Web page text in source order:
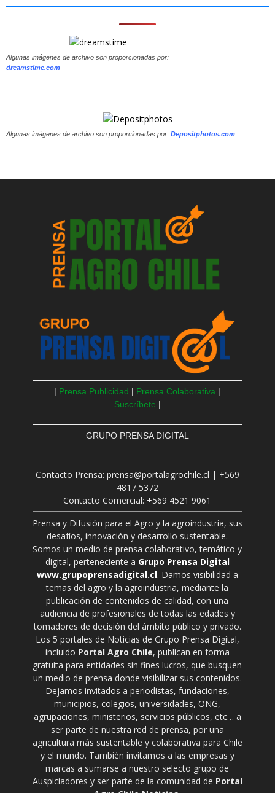
Algunas imágenes de archivo son proporcionadas por:
dreamstime.com
Algunas imágenes de archivo son proporcionadas por: Depositphotos.com
| Prensa Publicidad | Prensa Colaborativa |
Suscríbete |
GRUPO PRENSA DIGITAL
Contacto Prensa: prensa@portalagrochile.cl | +569
4817 5372
Contacto Comercial: +569 4521 9061
Prensa y Difusión para el Agro y la agroindustria, sus
desafíos, innovación y desarrollo sustentable.
Somos un medio de prensa colaborativo, temático y
digital, perteneciente a Grupo Prensa Digital
www.grupoprensadigital.cl. Damos visibilidad a
temas del agro y la agroindustria, mediante la
publicación de contenidos de calidad, con una
audiencia de profesionales de todas las edades y
tomadores de decisión del ámbito público y privado.
Los 5 portales de Noticias de Grupo Prensa Digital,
incluido Portal Agro Chile, publican en forma
gratuita para entidades sin fines lucros, que busquen
un medio de prensa donde visibilizar sus contenidos.
Dejamos invitados a periodistas, fundaciones,
municipios, colegios, universidades, ONG,
agrupaciones, ministerios, servicios públicos, etc… a
ser parte de nuestra red de prensa, por una
agricultura más sustentable y colaborativa para Chile
y el mundo. También invitamos a las empresas y
marcas a sumarse a nuestro selecto grupo de
Auspiciadores y ser parte de la comunidad de Portal